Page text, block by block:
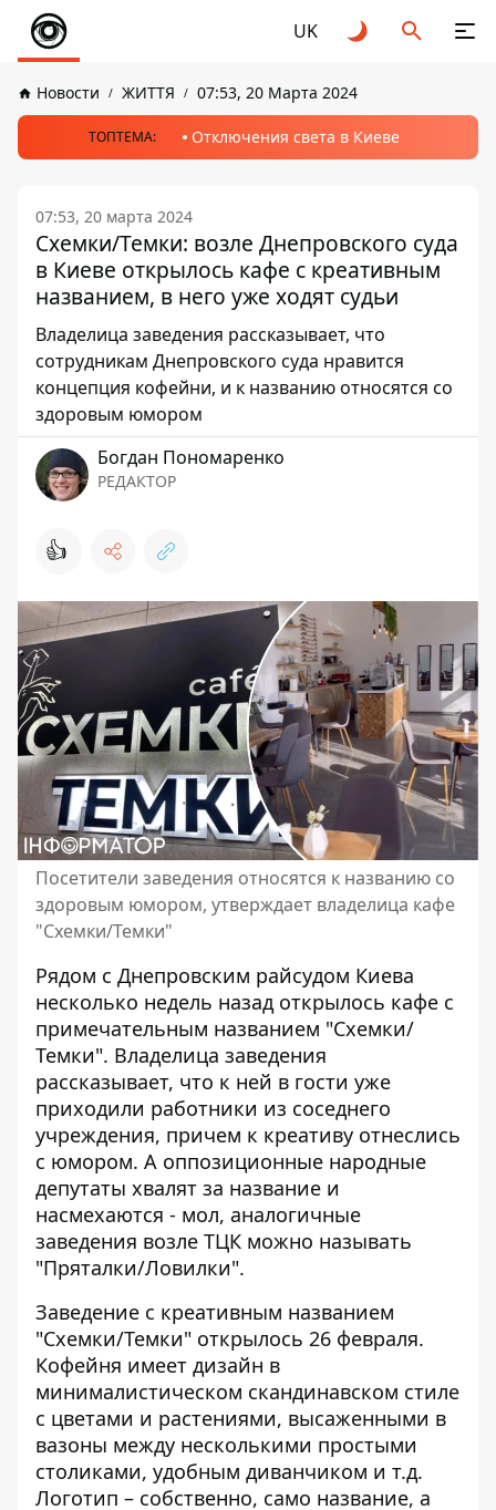
UK
Новости ЖИТТЯ 07:53, 20 Марта 2024
ТОПТЕМА: Отключения света в Киеве
07:53, 20 марта 2024
Схемки/Темки: возле Днепровского суда
в Киеве открылось кафе с креативным
названием, в него уже ходят судьи
Владелица заведения рассказывает, что
сотрудникам Днепровского суда нравится
концепция кофейни, и к названию относятся со
здоровым юмором
Богдан Пономаренко
РЕДАКТОР
👍
Посетители заведения относятся к названию со
здоровым юмором, утверждает владелица кафе
"Схемки/Темки"
Рядом с Днепровским райсудом Киева
несколько недель назад открылось кафе с
примечательным названием "Схемки/
Темки". Владелица заведения
рассказывает, что к ней в гости уже
приходили работники из соседнего
учреждения, причем к креативу отнеслись
с юмором. А оппозиционные народные
депутаты хвалят за название и
насмехаются - мол, аналогичные
заведения возле ТЦК можно называть
"Пряталки/Ловилки".
Заведение с креативным названием
"Схемки/Темки" открылось 26 февраля.
Кофейня имеет дизайн в
минималистическом скандинавском стиле
с цветами и растениями, высаженными в
вазоны между несколькими простыми
столиками, удобным диванчиком и т.д.
Логотип – собственно, само название, а